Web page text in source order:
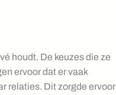
houdt. De keuzes die ze
ervoor dat er vaak
relaties. Dit zorgde ervoor